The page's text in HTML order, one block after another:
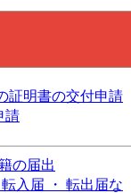
証明書の交付申請
請
の届出
入届 ・ 転出届な